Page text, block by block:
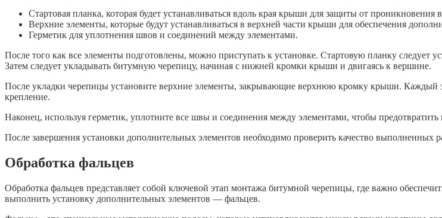
Стартовая планка, которая будет устанавливаться вдоль края крыши для защиты от проникновения
Верхние элементы, которые будут устанавливаться в верхней части крыши для обеспечения
Герметик для уплотнения швов и соединений между элементами.
После того как все элементы подготовлены, можно приступать к установке. Стартовую планку
Затем следует укладывать битумную черепицу, начиная с нижней кромки крыши и двигаясь к вершине.
После укладки черепицы установите верхние элементы, закрывающие верхнюю кромку крыши. Каждый
крепление.
Наконец, используя герметик, уплотните все швы и соединения между элементами, чтобы
После завершения установки дополнительных элементов необходимо проверить качество выполненных
Обработка фальцев
Обработка фальцев представляет собой ключевой этап монтажа битумной черепицы, где важно
выполнить установку дополнительных элементов — фальцев.